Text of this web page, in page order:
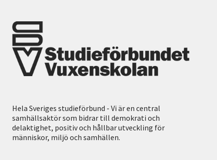
Hela Sveriges studieförbund - Vi är en central
samhällsaktör som bidrar till demokrati och
delaktighet, positiv och hållbar utveckling för
människor, miljö och samhällen.